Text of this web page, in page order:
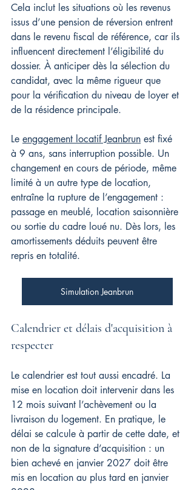
Cela inclut les situations où les revenus
issus d’une pension de réversion entrent
dans le revenu fiscal de référence, car ils
influencent directement l’éligibilité du
dossier. À anticiper dès la sélection du
candidat, avec la même rigueur que
pour la vérification du niveau de loyer et
de la résidence principale.
Le engagement locatif Jeanbrun est fixé
à 9 ans, sans interruption possible. Un
changement en cours de période, même
limité à un autre type de location,
entraîne la rupture de l’engagement :
passage en meublé, location saisonnière
ou sortie du cadre loué nu. Dès lors, les
amortissements déduits peuvent être
repris en totalité.
Simulation Jeanbrun
Calendrier et délais d'acquisition à
respecter
Le calendrier est tout aussi encadré. La
mise en location doit intervenir dans les
12 mois suivant l’achèvement ou la
livraison du logement. En pratique, le
délai se calcule à partir de cette date, et
non de la signature d’acquisition : un
bien achevé en janvier 2027 doit être
mis en location au plus tard en janvier